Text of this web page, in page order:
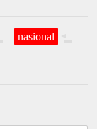
nasional